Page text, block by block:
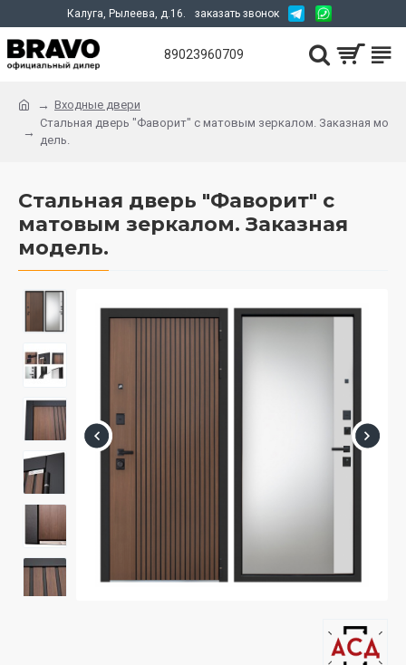
Калуга, Рылеева, д.16. заказать звонок
89023960709
Входные двери
Стальная дверь "Фаворит" с матовым зеркалом. Заказная мо
дель.
Стальная дверь "Фаворит" с
матовым зеркалом. Заказная
модель.